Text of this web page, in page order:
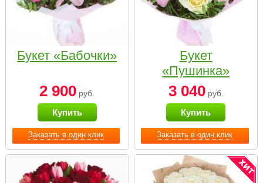
Заказать в один клик
Букет «Бабочки»
2 900 руб.
Купить
Заказать в один клик
Букет
«Пушинка»
3 040руб.
Купить